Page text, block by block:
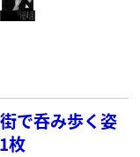
で呑み歩く姿
枚